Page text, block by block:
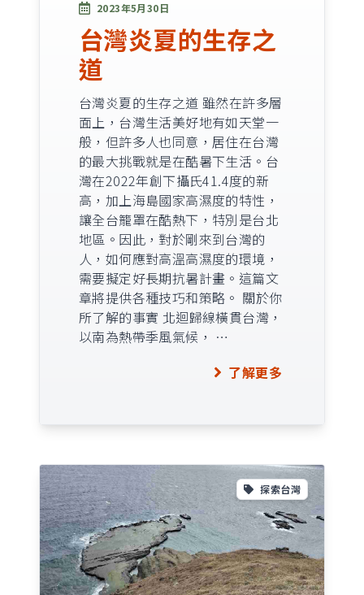
2023年5月30日
台灣炎夏的生存之
道
台灣炎夏的生存之道 雖然在許多層
面上，台灣生活美好地有如天堂一
般，但許多人也同意，居住在台灣
的最大挑戰就是在酷暑下生活。台
灣在2022年創下攝氏41.4度的新
高，加上海島國家高濕度的特性，
讓全台籠罩在酷熱下，特別是台北
地區。因此，對於剛來到台灣的
人，如何應對高溫高濕度的環境，
需要擬定好長期抗暑計畫。這篇文
章將提供各種技巧和策略。 關於你
所了解的事實 北迴歸線橫貫台灣，
以南為熱帶季風氣候， …
了解更多
探索台灣